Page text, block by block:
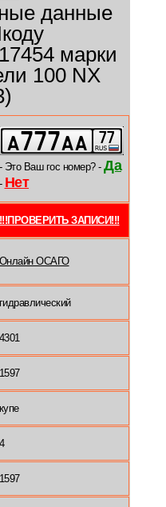
данные
марки
100 NX
- Это Ваш гос номер? - Да
- Нет
!!!ПРОВЕРИТЬ ЗАПИСИ!!!
Онлайн ОСАГО
гидравлический
4301
1597
купе
4
1597